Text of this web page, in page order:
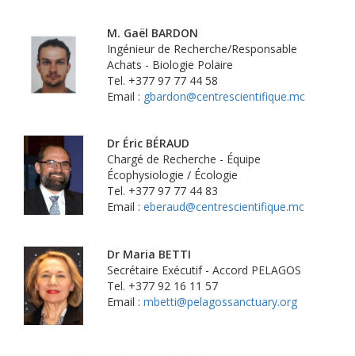
M. Gaël BARDON
Ingénieur de Recherche/Responsable
Achats - Biologie Polaire
Tel. +377 97 77 44 58
Email : gbardon@centrescientifique.mc
Dr Éric BÉRAUD
Chargé de Recherche - Équipe
Écophysiologie / Écologie
Tel. +377 97 77 44 83
Email : eberaud@centrescientifique.mc
Dr Maria BETTI
Secrétaire Exécutif - Accord PELAGOS
Tel. +377 92 16 11 57
Email : mbetti@pelagossanctuary.org